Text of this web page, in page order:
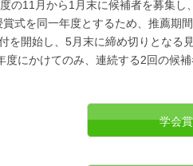
の11月から1月末に候補者を募集
式を同一年度とするため、推薦期
を開始し、5月末に締め切りとなる
度にかけてのみ、連続する2回の候
学会